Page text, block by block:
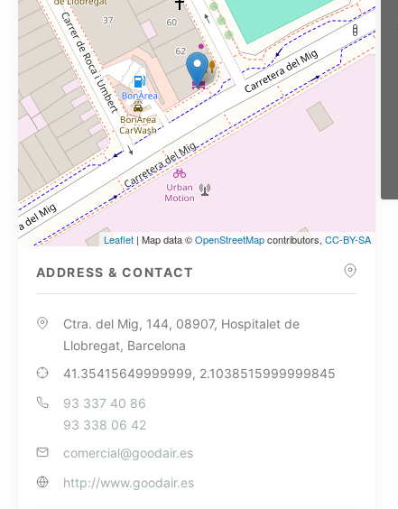
Leaflet | Map data ©OpenStreetMapcontributors,CC-BY-SA
ADDRESS & CONTACT
Ctra. del Mig, 144, 08907, Hospitalet de
Llobregat, Barcelona
41.35415649999999, 2.1038515999999845
93 337 40 86
93 338 06 42
comercial@goodair.es
http://www.goodair.es